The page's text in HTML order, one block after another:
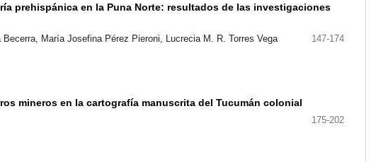
prehispánica en la Puna Norte: resultados de las investigaciones
María Josefina Pérez Pieroni, Lucrecia M. R. Torres Vega 147-174
mineros en la cartografía manuscrita del Tucumán colonial
175-202